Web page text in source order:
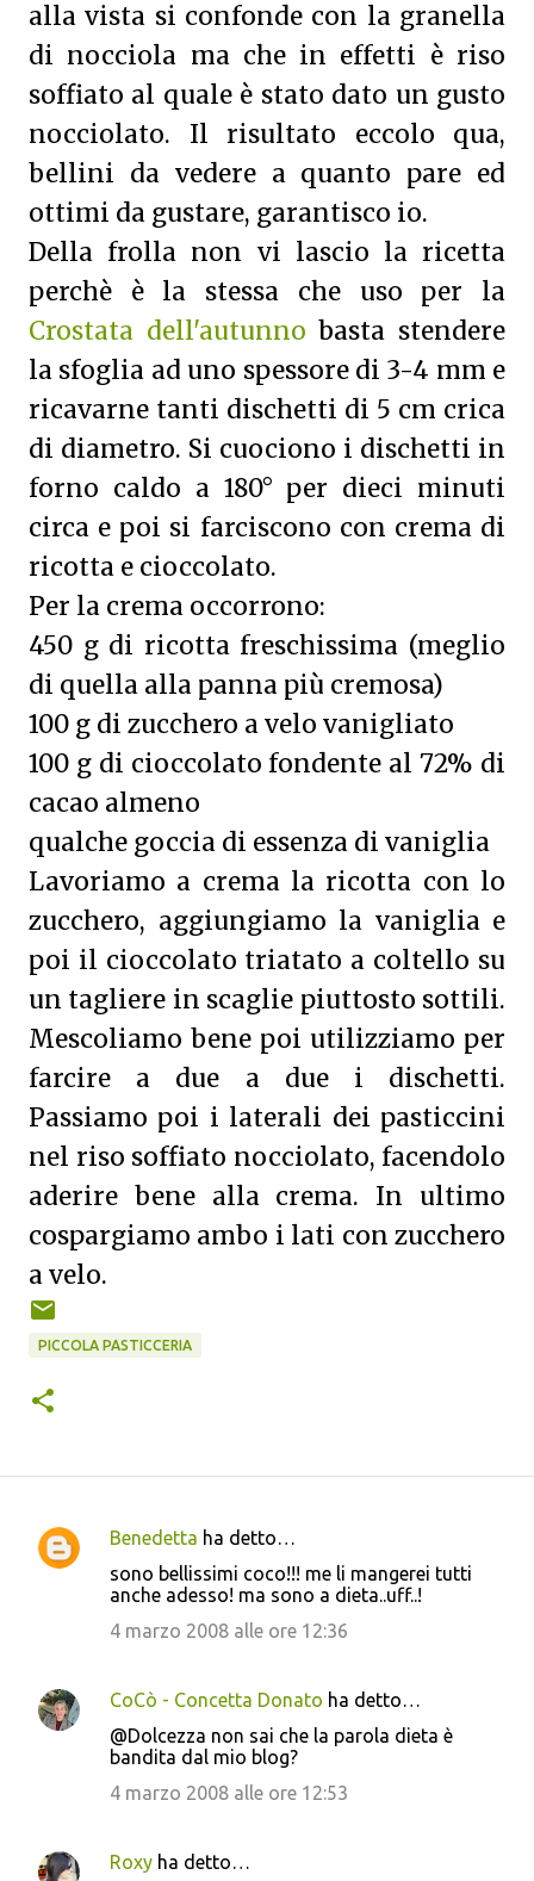
alla vista si confonde con la granella
di nocciola ma che in effetti è riso
soffiato al quale è stato dato un gusto
nocciolato. Il risultato eccolo qua,
bellini da vedere a quanto pare ed
ottimi da gustare, garantisco io.
Della frolla non vi lascio la ricetta
perchè è la stessa che uso per la
Crostata dell'autunno basta stendere
la sfoglia ad uno spessore di 3-4 mm e
ricavarne tanti dischetti di 5 cm crica
di diametro. Si cuociono i dischetti in
forno caldo a 180° per dieci minuti
circa e poi si farciscono con crema di
ricotta e cioccolato.
Per la crema occorrono:
450 g di ricotta freschissima (meglio
di quella alla panna più cremosa)
100 g di zucchero a velo vanigliato
100 g di cioccolato fondente al 72% di
cacao almeno
qualche goccia di essenza di vaniglia
Lavoriamo a crema la ricotta con lo
zucchero, aggiungiamo la vaniglia e
poi il cioccolato triatato a coltello su
un tagliere in scaglie piuttosto sottili.
Mescoliamo bene poi utilizziamo per
farcire a due a due i dischetti.
Passiamo poi i laterali dei pasticcini
nel riso soffiato nocciolato, facendolo
aderire bene alla crema. In ultimo
cospargiamo ambo i lati con zucchero
a velo.
PICCOLA PASTICCERIA
C
e
n
Benedetta ha detto…
sono bellissimi coco!!! me li mangerei tutti
anche adesso! ma sono a dieta..uff..!
4 marzo 2008 alle ore 12:36
CoCò - Concetta Donato ha detto…
@Dolcezza non sai che la parola dieta è
bandita dal mio blog?
4 marzo 2008 alle ore 12:53
Roxy ha detto…